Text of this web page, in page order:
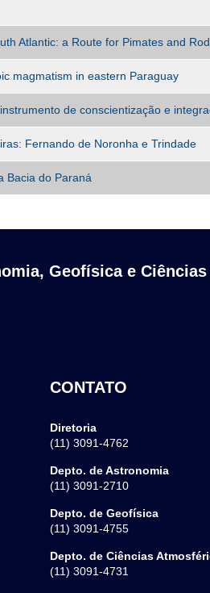
Atlantic: a Route for Pimates and
magmatism in eastern Paraguay
de conscientização e
Fernando de Noronha e Trindade
Bacia do Paraná
Geofísica e
CONTATO
Diretoria
(11) 3091-4762
Depto. de Astronomia
(11) 3091-2710
Depto. de Geofísica
(11) 3091-4755
Depto. de Ciências
(11) 3091-4731